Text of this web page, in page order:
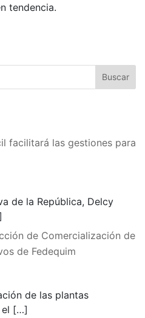
tendencia.
facilitará las gestiones para
de la República, Delcy
de Comercialización de
de Fedequim
de las plantas
[…]